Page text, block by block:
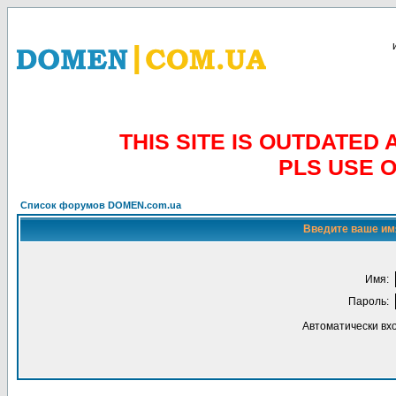
THIS SITE IS OUTDATED
PLS USE
Список форумов DOMEN.com.ua
Введите ваше
Имя:
Пароль:
Автоматически